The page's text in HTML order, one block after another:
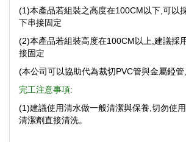
(1)本產品若組裝之高度在100CM以下,可以
下串接固定
(2)本產品若組裝高度在100CM以上,建議採
接固定
(本公司可以協助代為裁切PVC管與金屬錏
完工注意事項:
(1)建議使用清水做一般清潔與保養,切勿使
清潔劑直接清洗。